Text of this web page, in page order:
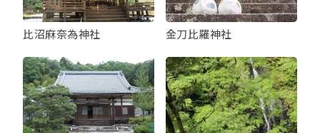
比沼麻奈為神社 金刀比羅神社